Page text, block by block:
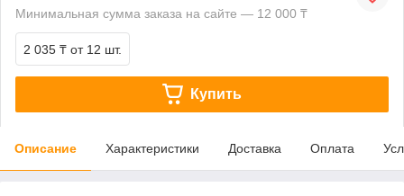
Минимальная сумма заказа на сайте — 12 000 ₸
2 035 ₸ от 12 шт.
Купить
Описание Характеристики Доставка Оплата